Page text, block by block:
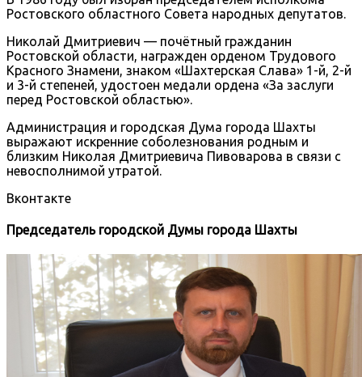
Ростовского областного Совета народных депутатов.
Николай Дмитриевич — почётный гражданин
Ростовской области, награжден орденом Трудового
Красного Знамени, знаком «Шахтерская Слава» 1-й, 2-й
и 3-й степеней, удостоен медали ордена «За заслуги
перед Ростовской областью».
Администрация и городская Дума города Шахты
выражают искренние соболезнования родным и
близким Николая Дмитриевича Пивоварова в связи с
невосполнимой утратой.
Вконтакте
Председатель городской Думы города Шахты